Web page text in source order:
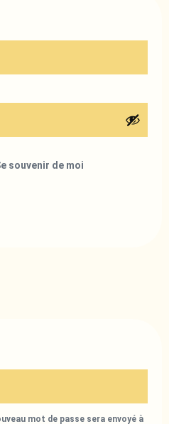
souvenir de moi
mot de passe sera envoyé à